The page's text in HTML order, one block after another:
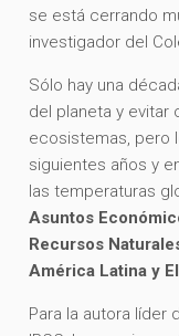
se está cerrando
investigador del
Sólo hay una
del planeta y evitar
ecosistemas, pero
siguientes años y
las temperaturas
Asuntos
Recursos
América Latina y
Para la autora líder